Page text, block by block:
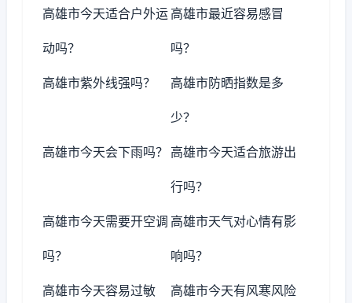
高雄市今天适合户外运
动吗？
高雄市最近容易感冒
吗？
高雄市紫外线强吗？ 高雄市防晒指数是多
少？
高雄市今天会下雨吗？ 高雄市今天适合旅游出
行吗？
高雄市今天需要开空调
吗？
高雄市天气对心情有影
响吗？
高雄市今天容易过敏 高雄市今天有风寒风险